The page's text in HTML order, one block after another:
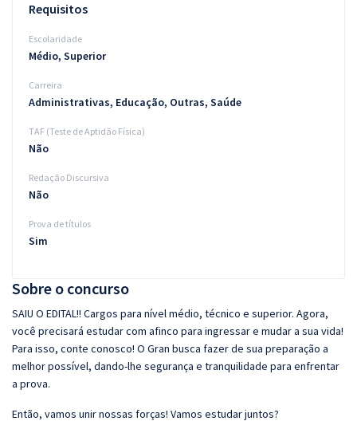
Sobre o concurso
SAIU O EDITAL!! Cargos para nível médio, técnico e superior. Agora,
você precisará estudar com afinco para ingressar e mudar a sua vida!
Para isso, conte conosco! O Gran busca fazer de sua preparação a
melhor possível, dando-lhe segurança e tranquilidade para enfrentar
a prova.
Então, vamos unir nossas forças! Vamos estudar juntos?
Requisitos
Escolaridade
Médio, Superior
Carreira
Administrativas, Educação, Outras, Saúde
TAF (Teste de Aptidão Física)
Não
Redação Discursiva
Não
Prova de títulos
Sim